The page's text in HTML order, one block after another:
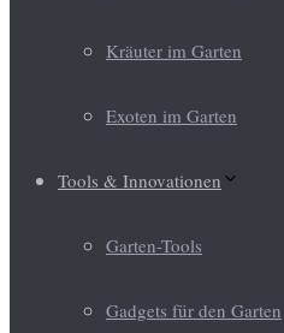
Kräuter im Garten
Exoten im Garten
Tools & Innovationen
Garten-Tools
Gadgets für den Garten